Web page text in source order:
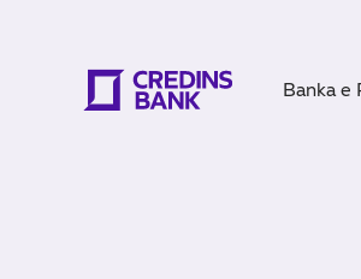
Banka e